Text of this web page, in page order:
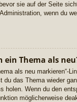
sie auf der Seite
wenn du
ein Thema als
als neu markieren“-
du das Thema wieder
holen. Wenn du den
möglicherweise